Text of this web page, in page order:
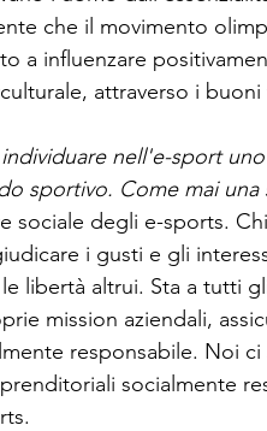
che il movimento
a influenzare
attraverso i
nell'e-sport
sportivo. Come mai una
sociale degli e-sports.
i gusti e gli
libertà altrui. Sta a tutti
mission aziendali,
responsabile. Noi
socialmente